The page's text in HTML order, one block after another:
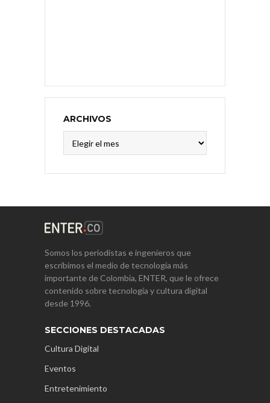
ARCHIVOS
Somos los periodistas e ingenieros que
escribimos el medio de tecnología más
importante de Colombia, ENTER, que le ofrece
contenido sobre tecnología y cultura digital
desde 1996.
SECCIONES DESTACADAS
Cultura Digital
Eventos
Entretenimiento